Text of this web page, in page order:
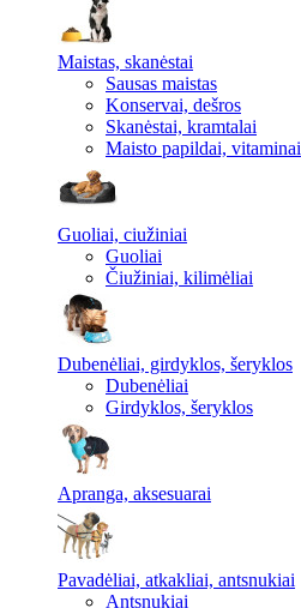
Maistas, skanėstai
Sausas maistas
Konservai, dešros
Skanėstai, kramtalai
Maisto papildai, vitaminai
Guoliai, ciužiniai
Guoliai
Čiužiniai, kilimėliai
Dubenėliai, girdyklos, šeryklos
Dubenėliai
Girdyklos, šeryklos
Apranga, aksesuarai
Pavadėliai, atkakliai, antsnukiai
Antsnukiai